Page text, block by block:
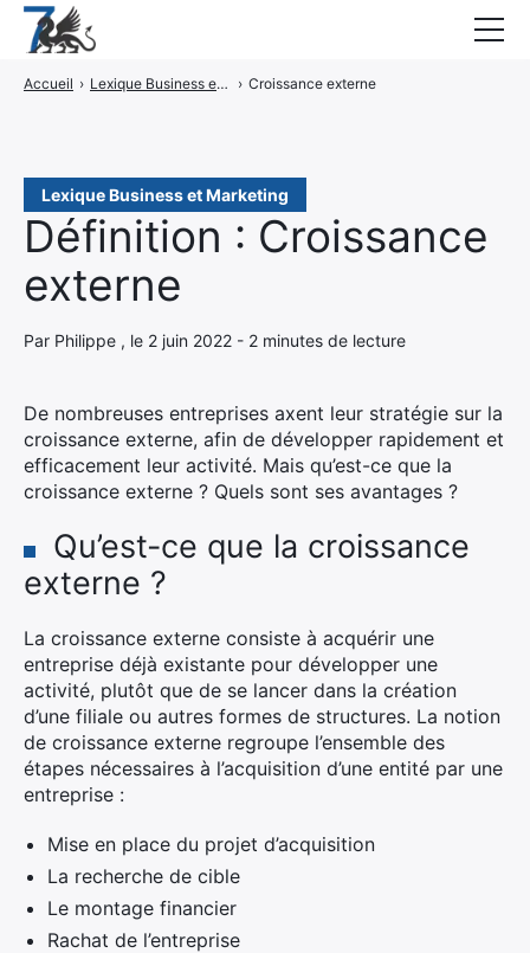
Accueil › Lexique Business et Marketing › Croissance externe
Lexique Business et Marketing
Définition : Croissance
externe
Par Philippe , le 2 juin 2022 - 2 minutes de lecture
De nombreuses entreprises axent leur stratégie sur la
croissance externe, afin de développer rapidement et
efficacement leur activité. Mais qu’est-ce que la
croissance externe ? Quels sont ses avantages ?
Qu’est-ce que la croissance
externe ?
La croissance externe consiste à acquérir une
entreprise déjà existante pour développer une
activité, plutôt que de se lancer dans la création
d’une filiale ou autres formes de structures. La notion
de croissance externe regroupe l’ensemble des
étapes nécessaires à l’acquisition d’une entité par une
entreprise :
Mise en place du projet d’acquisition
La recherche de cible
Le montage financier
Rachat de l’entreprise
Guides
Interviews
CONTACT
ÉlémentÉlément